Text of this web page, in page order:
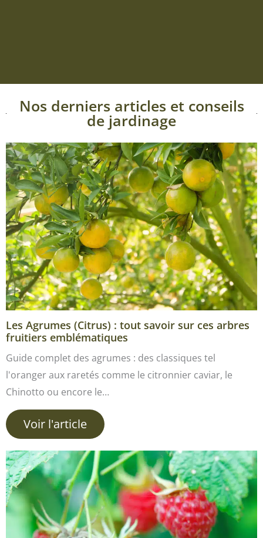
Nos derniers articles et conseils
de jardinage
Les Agrumes (Citrus) : tout savoir sur ces arbres
fruitiers emblématiques
Guide complet des agrumes : des classiques tel
l'oranger aux raretés comme le citronnier caviar, le
Chinotto ou encore le…
Voir l'article